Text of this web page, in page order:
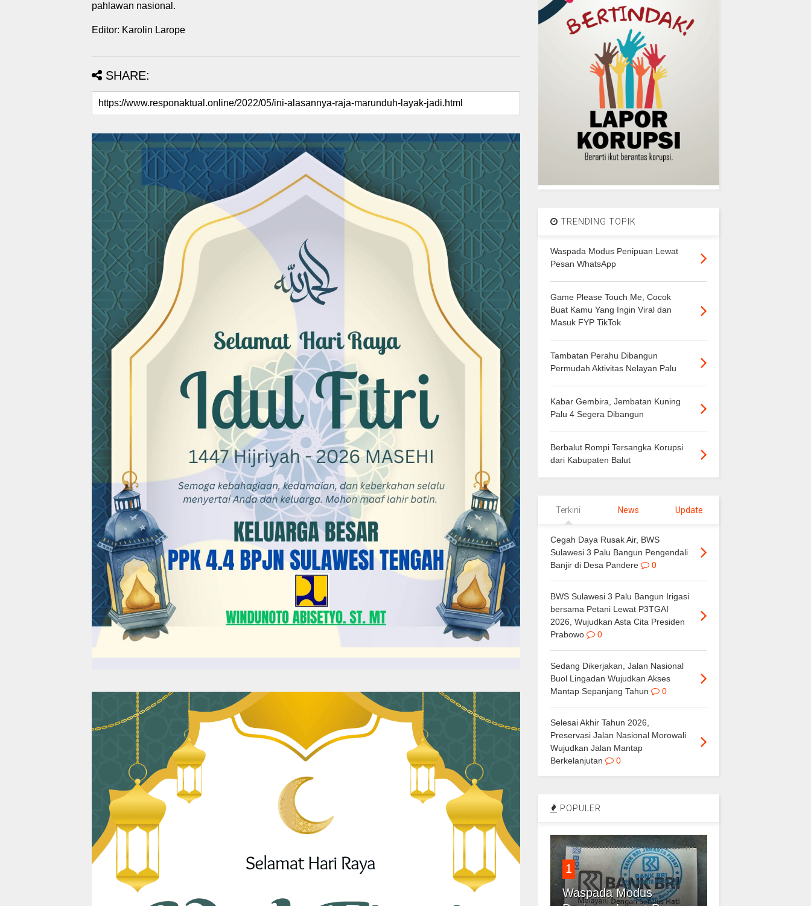
pahlawan nasional.
Editor: Karolin Larope
SHARE:
TRENDING TOPIK
Waspada Modus Penipuan Lewat
Pesan WhatsApp
Game Please Touch Me, Cocok
Buat Kamu Yang Ingin Viral dan
Masuk FYP TikTok
Tambatan Perahu Dibangun
Permudah Aktivitas Nelayan Palu
Kabar Gembira, Jembatan Kuning
Palu 4 Segera Dibangun
Berbalut Rompi Tersangka Korupsi
dari Kabupaten Balut
Terkini News Update
Cegah Daya Rusak Air, BWS
Sulawesi 3 Palu Bangun Pengendali
Banjir di Desa Pandere
0
BWS Sulawesi 3 Palu Bangun Irigasi
bersama Petani Lewat P3TGAI
2026, Wujudkan Asta Cita Presiden
Prabowo
0
Sedang Dikerjakan, Jalan Nasional
Buol Lingadan Wujudkan Akses
Mantap Sepanjang Tahun
0
Selesai Akhir Tahun 2026,
Preservasi Jalan Nasional Morowali
Wujudkan Jalan Mantap
Berkelanjutan
0
POPULER
1
Waspada Modus